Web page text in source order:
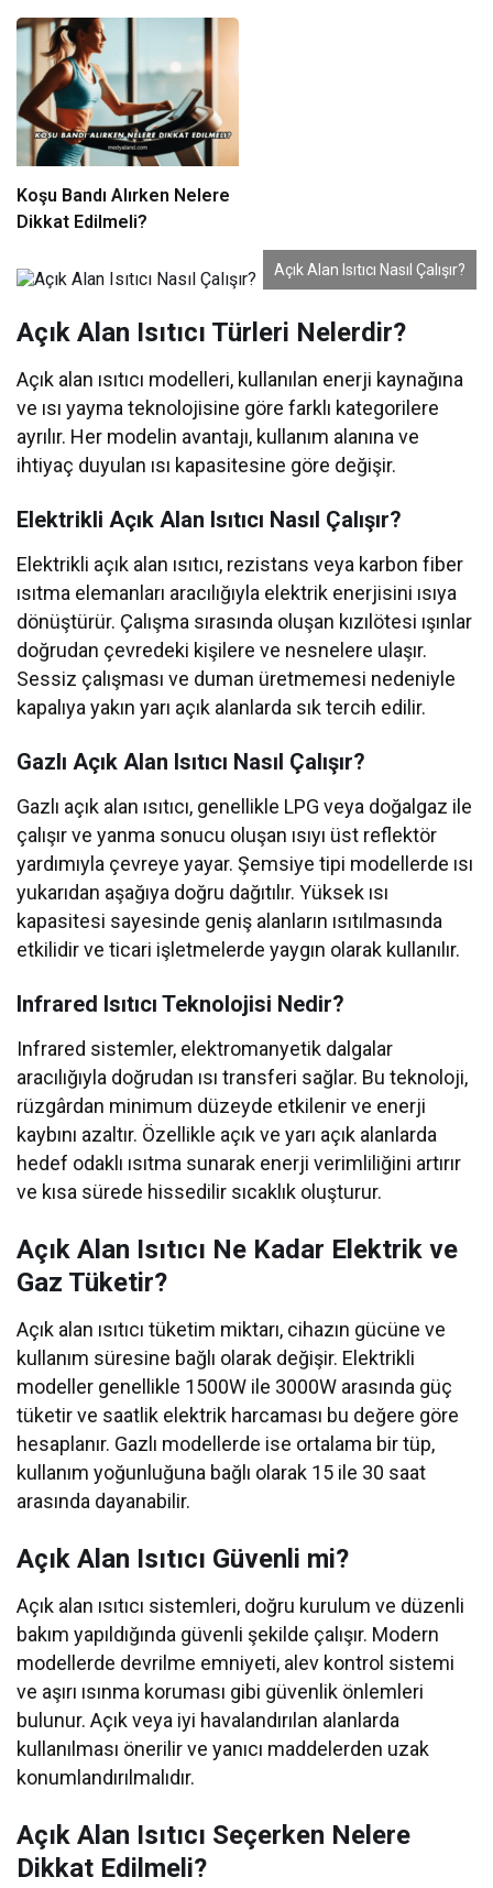
Koşu Bandı Alırken Nelere
Dikkat Edilmeli?
Açık Alan Isıtıcı Nasıl Çalışır?
Açık Alan Isıtıcı Türleri Nelerdir?
Açık alan ısıtıcı modelleri, kullanılan enerji kaynağına
ve ısı yayma teknolojisine göre farklı kategorilere
ayrılır. Her modelin avantajı, kullanım alanına ve
ihtiyaç duyulan ısı kapasitesine göre değişir.
Elektrikli Açık Alan Isıtıcı Nasıl Çalışır?
Elektrikli açık alan ısıtıcı, rezistans veya karbon fiber
ısıtma elemanları aracılığıyla elektrik enerjisini ısıya
dönüştürür. Çalışma sırasında oluşan kızılötesi ışınlar
doğrudan çevredeki kişilere ve nesnelere ulaşır.
Sessiz çalışması ve duman üretmemesi nedeniyle
kapalıya yakın yarı açık alanlarda sık tercih edilir.
Gazlı Açık Alan Isıtıcı Nasıl Çalışır?
Gazlı açık alan ısıtıcı, genellikle LPG veya doğalgaz ile
çalışır ve yanma sonucu oluşan ısıyı üst reflektör
yardımıyla çevreye yayar. Şemsiye tipi modellerde ısı
yukarıdan aşağıya doğru dağıtılır. Yüksek ısı
kapasitesi sayesinde geniş alanların ısıtılmasında
etkilidir ve ticari işletmelerde yaygın olarak kullanılır.
Infrared Isıtıcı Teknolojisi Nedir?
Infrared sistemler, elektromanyetik dalgalar
aracılığıyla doğrudan ısı transferi sağlar. Bu teknoloji,
rüzgârdan minimum düzeyde etkilenir ve enerji
kaybını azaltır. Özellikle açık ve yarı açık alanlarda
hedef odaklı ısıtma sunarak enerji verimliliğini artırır
ve kısa sürede hissedilir sıcaklık oluşturur.
Açık Alan Isıtıcı Ne Kadar Elektrik ve
Gaz Tüketir?
Açık alan ısıtıcı tüketim miktarı, cihazın gücüne ve
kullanım süresine bağlı olarak değişir. Elektrikli
modeller genellikle 1500W ile 3000W arasında güç
tüketir ve saatlik elektrik harcaması bu değere göre
hesaplanır. Gazlı modellerde ise ortalama bir tüp,
kullanım yoğunluğuna bağlı olarak 15 ile 30 saat
arasında dayanabilir.
Açık Alan Isıtıcı Güvenli mi?
Açık alan ısıtıcı sistemleri, doğru kurulum ve düzenli
bakım yapıldığında güvenli şekilde çalışır. Modern
modellerde devrilme emniyeti, alev kontrol sistemi
ve aşırı ısınma koruması gibi güvenlik önlemleri
bulunur. Açık veya iyi havalandırılan alanlarda
kullanılması önerilir ve yanıcı maddelerden uzak
konumlandırılmalıdır.
Açık Alan Isıtıcı Seçerken Nelere
Dikkat Edilmeli?